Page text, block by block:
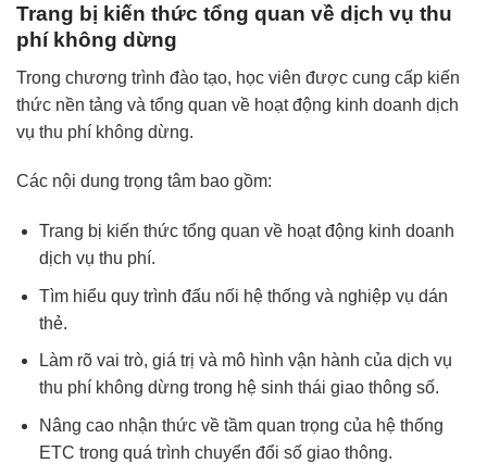
Trang bị kiến thức tổng quan về dịch vụ thu
phí không dừng
Trong chương trình đào tạo, học viên được cung cấp kiến
thức nền tảng và tổng quan về hoạt động kinh doanh dịch
vụ thu phí không dừng.
Các nội dung trọng tâm bao gồm:
Trang bị kiến thức tổng quan về hoạt động kinh doanh
dịch vụ thu phí.
Tìm hiểu quy trình đấu nối hệ thống và nghiệp vụ dán
thẻ.
Làm rõ vai trò, giá trị và mô hình vận hành của dịch vụ
thu phí không dừng trong hệ sinh thái giao thông số.
Nâng cao nhận thức về tầm quan trọng của hệ thống
ETC trong quá trình chuyển đổi số giao thông.